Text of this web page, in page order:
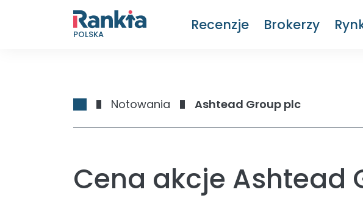
POLSKA
Recenzje Brokerzy
Notowania Ashtead Group plc
Cena akcje Ashtead